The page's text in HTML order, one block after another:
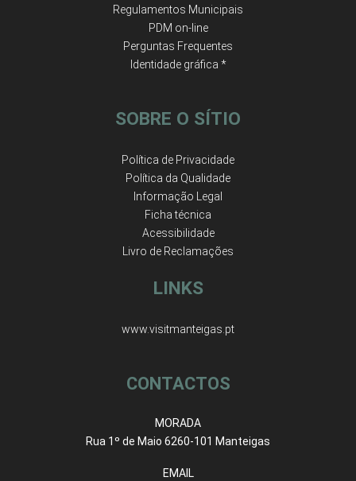
Regulamentos Municipais
PDM on-line
Perguntas Frequentes
Identidade gráfica *
SOBRE O SÍTIO
Política de Privacidade
Política da Qualidade
Informação Legal
Ficha técnica
Acessibilidade
Livro de Reclamações
LINKS
www.visitmanteigas.pt
CONTACTOS
MORADA
Rua 1º de Maio 6260-101 Manteigas
EMAIL